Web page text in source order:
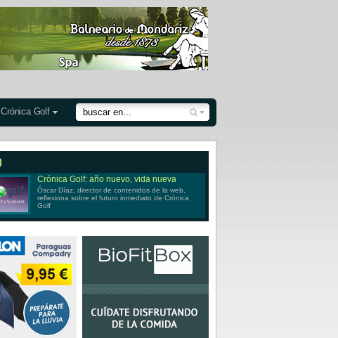
Crónica Golf
Crónica Golf: año nuevo, vida nueva
Óscar Díaz, director de contenidos de la web,
reflexiona sobre el futuro inmediato de Crónica
Golf